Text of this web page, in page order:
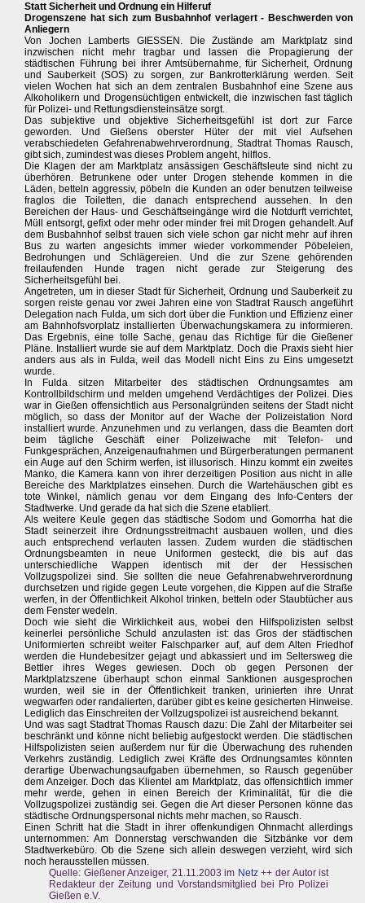
Statt Sicherheit und Ordnung ein Hilferuf
Drogenszene hat sich zum Busbahnhof verlagert - Beschwerden von
Anliegern
Von Jochen Lamberts GIESSEN. Die Zustände am Marktplatz sind
inzwischen nicht mehr tragbar und lassen die Propagierung der
städtischen Führung bei ihrer Amtsübernahme, für Sicherheit, Ordnung
und Sauberkeit (SOS) zu sorgen, zur Bankrotterklärung werden. Seit
vielen Wochen hat sich an dem zentralen Busbahnhof eine Szene aus
Alkoholikern und Drogensüchtigen entwickelt, die inzwischen fast täglich
für Polizei- und Rettungsdiensteinsätze sorgt.
Das subjektive und objektive Sicherheitsgefühl ist dort zur Farce
geworden. Und Gießens oberster Hüter der mit viel Aufsehen
verabschiedeten Gefahrenabwehrverordnung, Stadtrat Thomas Rausch,
gibt sich, zumindest was dieses Problem angeht, hilflos.
Die Klagen der am Marktplatz ansässigen Geschäftsleute sind nicht zu
überhören. Betrunkene oder unter Drogen stehende kommen in die
Läden, betteln aggressiv, pöbeln die Kunden an oder benutzen teilweise
fraglos die Toiletten, die danach entsprechend aussehen. In den
Bereichen der Haus- und Geschäftseingänge wird die Notdurft verrichtet,
Müll entsorgt, gefixt oder mehr oder minder frei mit Drogen gehandelt. Auf
dem Busbahnhof selbst trauen sich viele schon gar nicht mehr auf ihren
Bus zu warten angesichts immer wieder vorkommender Pöbeleien,
Bedrohungen und Schlägereien. Und die zur Szene gehörenden
freilaufenden Hunde tragen nicht gerade zur Steigerung des
Sicherheitsgefühl bei.
Angetreten, um in dieser Stadt für Sicherheit, Ordnung und Sauberkeit zu
sorgen reiste genau vor zwei Jahren eine von Stadtrat Rausch angeführt
Delegation nach Fulda, um sich dort über die Funktion und Effizienz einer
am Bahnhofsvorplatz installierten Überwachungskamera zu informieren.
Das Ergebnis, eine tolle Sache, genau das Richtige für die Gießener
Pläne. Installiert wurde sie auf dem Marktplatz. Doch die Praxis sieht hier
anders aus als in Fulda, weil das Modell nicht Eins zu Eins umgesetzt
wurde.
In Fulda sitzen Mitarbeiter des städtischen Ordnungsamtes am
Kontrollbildschirm und melden umgehend Verdächtiges der Polizei. Dies
war in Gießen offensichtlich aus Personalgründen seitens der Stadt nicht
möglich, so dass der Monitor auf der Wache der Polizeistation Nord
installiert wurde. Anzunehmen und zu verlangen, dass die Beamten dort
beim tägliche Geschäft einer Polizeiwache mit Telefon- und
Funkgesprächen, Anzeigenaufnahmen und Bürgerberatungen permanent
ein Auge auf den Schirm werfen, ist illusorisch. Hinzu kommt ein zweites
Manko, die Kamera kann von ihrer derzeitigen Position aus nicht in alle
Bereiche des Marktplatzes einsehen. Durch die Wartehäuschen gibt es
tote Winkel, nämlich genau vor dem Eingang des Info-Centers der
Stadtwerke. Und gerade da hat sich die Szene etabliert.
Als weitere Keule gegen das städtische Sodom und Gomorrha hat die
Stadt seinerzeit ihre Ordnungsstreitmacht ausbauen wollen, und dies
auch entsprechend verlauten lassen. Zudem wurden die städtischen
Ordnungsbeamten in neue Uniformen gesteckt, die bis auf das
unterschiedliche Wappen identisch mit der der Hessischen
Vollzugspolizei sind. Sie sollten die neue Gefahrenabwehrverordnung
durchsetzen und rigide gegen Leute vorgehen, die Kippen auf die Straße
werfen, in der Öffentlichkeit Alkohol trinken, betteln oder Staubtücher aus
dem Fenster wedeln.
Doch wie sieht die Wirklichkeit aus, wobei den Hilfspolizisten selbst
keinerlei persönliche Schuld anzulasten ist: das Gros der städtischen
Uniformierten schreibt weiter Falschparker auf, auf dem Alten Friedhof
werden die Hundebesitzer gejagt und abkassiert und im Seltersweg die
Bettler ihres Weges gewiesen. Doch ob gegen Personen der
Marktplatzszene überhaupt schon einmal Sanktionen ausgesprochen
wurden, weil sie in der Öffentlichkeit tranken, urinierten ihre Unrat
wegwarfen oder randalierten, darüber gibt es keine gesicherten Hinweise.
Lediglich das Einschreiten der Vollzugspolizei ist ausreichend bekannt.
Und was sagt Stadtrat Thomas Rausch dazu: Die Zahl der Mitarbeiter sei
beschränkt und könne nicht beliebig aufgestockt werden. Die städtischen
Hilfspolizisten seien außerdem nur für die Überwachung des ruhenden
Verkehrs zuständig. Lediglich zwei Kräfte des Ordnungsamtes könnten
derartige Überwachungsaufgaben übernehmen, so Rausch gegenüber
dem Anzeiger. Doch das Klientel am Marktplatz, das offensichtlich immer
mehr werde, gehen in einen Bereich der Kriminalität, für die die
Vollzugspolizei zuständig sei. Gegen die Art dieser Personen könne das
städtische Ordnungspersonal nichts mehr machen, so Rausch.
Einen Schritt hat die Stadt in ihrer offenkundigen Ohnmacht allerdings
unternommen: Am Donnerstag verschwanden die Sitzbänke vor dem
Stadtwerkebüro. Ob die Szene sich allein deswegen verzieht, wird sich
noch herausstellen müssen.
Quelle: Gießener Anzeiger, 21.11.2003 im Netz++ der Autor ist
Redakteur der Zeitung und Vorstandsmitglied bei Pro Polizei
Gießen e.V.